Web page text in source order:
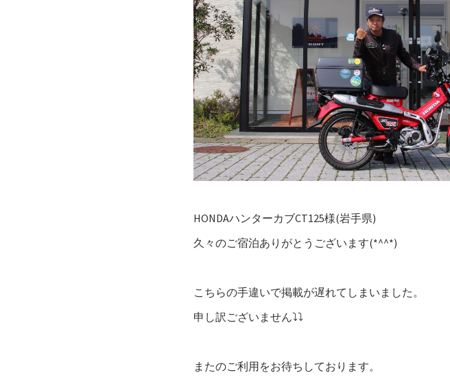
HONDAハンターカブCT125様(岩手県)
久々のご宿泊ありがとうございます(*^^*)
こちらの手違いで掲載が遅れてしまいました。
申し訳ございません⤵⤵
またのご利用をお待ちしております。